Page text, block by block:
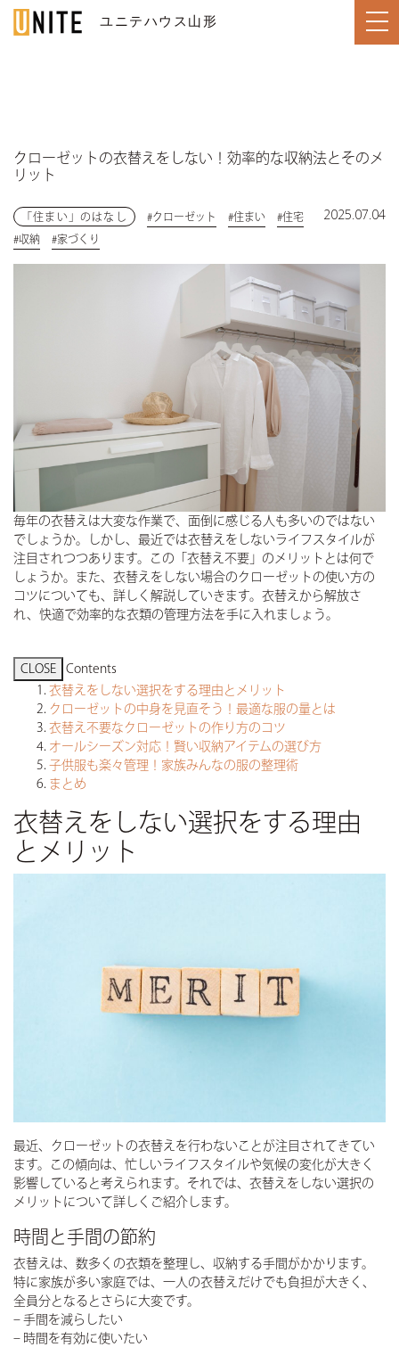
ユニテハウス山形
TOP
LINE UP 住宅のラインナップ
WORKS ユニテハウスの施工事例
ユニテハウスについて
ユニテハウスの家づくり
MODEL HOUSE ユニテ山形のモデルハウス
COMPANY 会社について
- NEWS お知らせ
- RECRUIT
- CORPORATE 企業情報
CONTACT お問い合わせ
DICTIONARY 住宅用語大辞典
UNIGURA
VOICE オーナーの声
CONTACT お問い合わせ
実例集 間取り集
クローゼットの衣替えをしない！効率的な収納法とそのメ
リット
「住まい」のはなし #クローゼット #住まい #住宅
#収納 #家づくり
2025.07.04
毎年の衣替えは大変な作業で、面倒に感じる人も多いのではない
でしょうか。しかし、最近では衣替えをしないライフスタイルが
注目されつつあります。この「衣替え不要」のメリットとは何で
しょうか。また、衣替えをしない場合のクローゼットの使い方の
コツについても、詳しく解説していきます。衣替えから解放さ
れ、快適で効率的な衣類の管理方法を手に入れましょう。
CLOSE
Contents
衣替えをしない選択をする理由とメリット
クローゼットの中身を見直そう！最適な服の量とは
衣替え不要なクローゼットの作り方のコツ
オールシーズン対応！賢い収納アイテムの選び方
子供服も楽々管理！家族みんなの服の整理術
まとめ
衣替えをしない選択をする理由
とメリット
最近、クローゼットの衣替えを行わないことが注目されてきてい
ます。この傾向は、忙しいライフスタイルや気候の変化が大きく
影響していると考えられます。それでは、衣替えをしない選択の
メリットについて詳しくご紹介します。
時間と手間の節約
衣替えは、数多くの衣類を整理し、収納する手間がかかります。
特に家族が多い家庭では、一人の衣替えだけでも負担が大きく、
全員分となるとさらに大変です。
– 手間を減らしたい
– 時間を有効に使いたい